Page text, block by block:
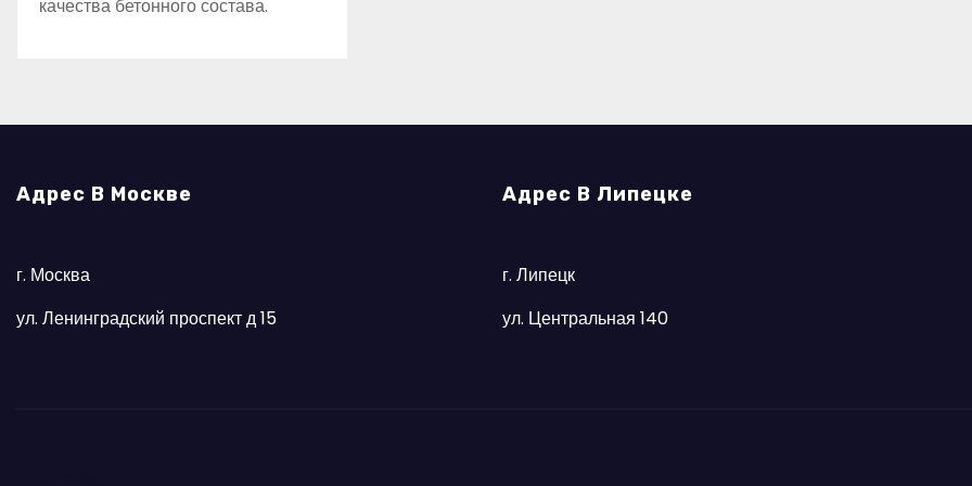
качества бетонного состава.
Адрес В Москве
г. Москва
ул. Ленинградский проспект д 15
Адрес В Липецке
г. Липецк
ул. Центральная 140